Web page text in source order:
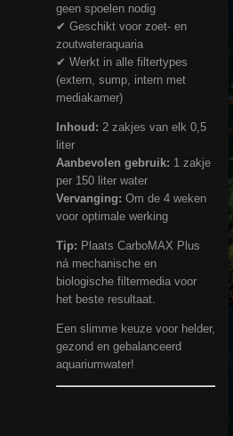
geen spoelen nodig
✔ Geschikt voor zoet- en
zoutwateraquaria
✔ Werkt in alle filtertypes
(extern, sump, intern met
mediakamer)
Inhoud: 2 zakjes van elk 0,5
liter
Aanbevolen gebruik: 1 zakje
per 150 liter water
Vervanging: Om de 4 weken
voor optimale werking
Tip: Plaats CarboMAX Plus
ná mechanische en
biologische filtermedia voor
het beste resultaat.
Een slimme keuze voor helder,
gezond en gebalanceerd
aquariumwater!